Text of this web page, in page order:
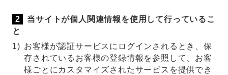
当サイトが個人関連情報を使用して行っているこ
と
1) お客様が認証サービスにログインされるとき、保
存されているお客様の登録情報を参照して、お客
様ごとにカスタマイズされたサービスを提供でき